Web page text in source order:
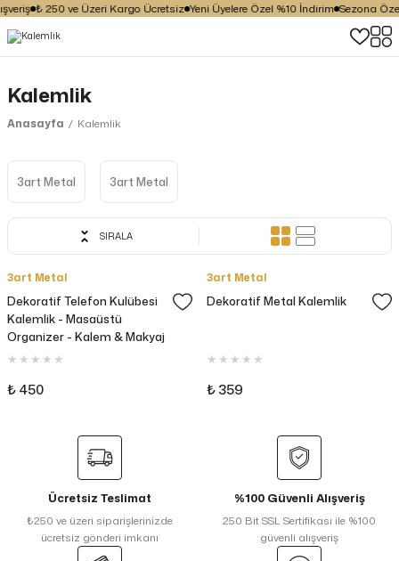
₺ 250 ve Üzeri Kargo Ücretsiz Yeni Üyelere Özel %10 İndirim Sezona
Kalemlik
Anasayfa Kalemlik
3art Metal 3art Metal
SIRALA
3art Metal
Dekoratif Telefon Kulübesi
Kalemlik - Masaüstü
Organizer - Kalem & Makyaj
Fırçası Düzenleyici
₺ 450
3art Metal
Dekoratif Metal Kalemlik
₺ 359
Ücretsiz Teslimat
₺250 ve üzeri siparişlerinizde
ücretsiz gönderi imkanı
%100 Güvenli Alışveriş
250 Bit SSL Sertifikası ile %100
güvenli alışveriş